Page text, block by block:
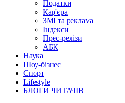
Податки
Кар'єра
ЗМІ та реклама
Індекси
Прес-релізи
АБК
Наука
Шоу-бізнес
Спорт
Lifestyle
БЛОГИ ЧИТАЧІВ